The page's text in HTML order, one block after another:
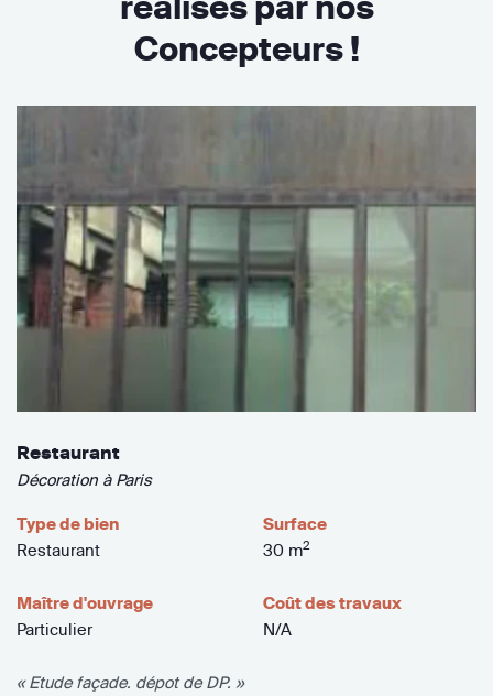
Concepteurs !
Restaurant
Décoration à Paris
Type de bien
Restaurant
Surface
30 m2
Maître d'ouvrage
Particulier
Coût des travaux
N/A
« Etude façade. dépot de DP. »